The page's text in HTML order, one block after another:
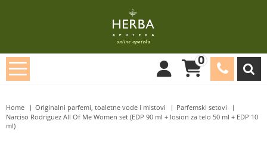
0
Home Originalni parfemi, toaletne vode i mistovi
Parfemski setovi
Narciso Rodriguez All Of Me Women set (EDP 90 ml + losion za telo 50 ml + EDP 10
ml)